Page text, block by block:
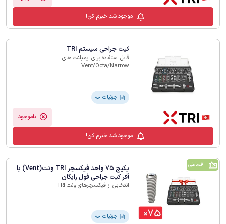
موجود شد خبرم کن!
کیت جراحی سیستم TRI
قابل استفاده برای ایمپلنت های
Vent/Octa/Narrow
جزئیات ❯
ناموجود
موجود شد خبرم کن!
اقساطی
پکیج 75 واحد فیکسچر TRI ونت(Vent) با
آفر کیت جراحی فول رایگان
انتخابی از فیکسچرهای ونت TRI
جزئیات ❯